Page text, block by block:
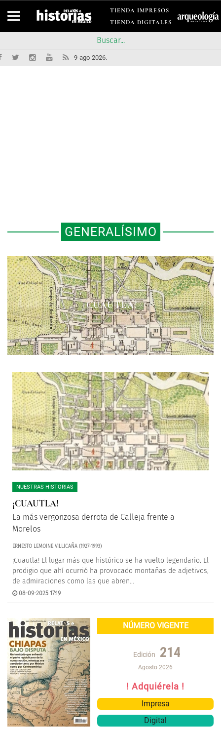
TIENDA IMPRESOS
TIENDA DIGITALES
9-ago-2026.
GENERALÍSIMO
¡CUAUTLA!
NUESTRAS HISTORIAS
¡CUAUTLA!
La más vergonzosa derrota de Calleja frente a
Morelos
ERNESTO LEMOINE VILLICAÑA (1927-1993)
¡Cuautla! El lugar más que histórico se ha vuelto legendario. El
prodigio que ahí ocurrió ha provocado montañas de adjetivos,
de admiraciones como las que abren...
08-09-2025 17:19
NÚMERO VIGENTE
Edición 214
Agosto 2026
! Adquiérela !
Impresa
Digital